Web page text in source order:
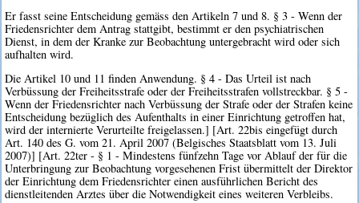
Er fasst seine Entscheidung gemäss den Artikeln 7 und 8. § 3 - Wenn der
Friedensrichter dem Antrag stattgibt, bestimmt er den psychiatrischen
Dienst, in dem der Kranke zur Beobachtung untergebracht wird oder sich
aufhalten wird.
Die Artikel 10 und 11 finden Anwendung. § 4 - Das Urteil ist nach
Verbüssung der Freiheitsstrafe oder der Freiheitsstrafen vollstreckbar. § 5 -
Wenn der Friedensrichter nach Verbüssung der Strafe oder der Strafen keine
Entscheidung bezüglich des Aufenthalts in einer Einrichtung getroffen hat,
wird der internierte Verurteilte freigelassen.] [Art. 22bis eingefügt durch
Art. 140 des G. vom 21. April 2007 (Belgisches Staatsblatt vom 13. Juli
2007)] [Art. 22ter - § 1 - Mindestens fünfzehn Tage vor Ablauf der für die
Unterbringung zur Beobachtung vorgesehenen Frist übermittelt der Direktor
der Einrichtung dem Friedensrichter einen ausführlichen Bericht des
dienstleitenden Arztes über die Notwendigkeit eines weiteren Verbleibs.